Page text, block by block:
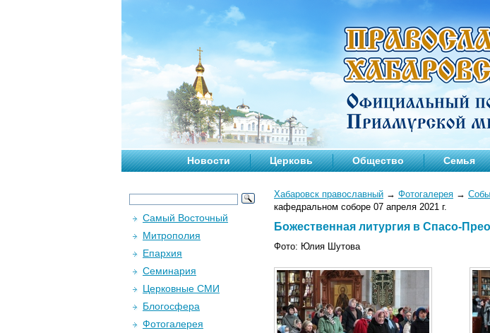
Новости Церковь Общество Семья
Хабаровск православный → Фотогалерея →
кафедральном соборе 07 апреля 2021 г.
Божественная литургия в Спасо-
Фото: Юлия Шутова
Самый Восточный
Митрополия
Епархия
Семинария
Церковные СМИ
Блогосфера
Фотогалерея